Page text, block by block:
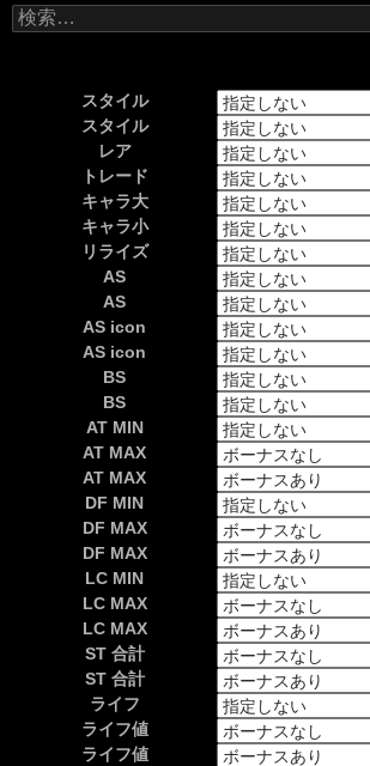
検
索:
スタイル
スタイル
レア
トレード
キャラ大
キャラ小
リライズ
AS
AS
AS icon
AS icon
BS
BS
AT MIN
AT MAX
AT MAX
DF MIN
DF MAX
DF MAX
LC MIN
LC MAX
LC MAX
ST 合計
ST 合計
ライフ
ライフ値
ライフ値